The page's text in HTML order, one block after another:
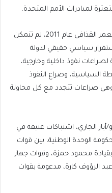
لمبادرات الأمم المتحدة.
فمنذ سقوط نظام الرئيس السابق معمر القذافي عام 2011، لم تتمكن
سياسي حقيقي لدولة
نفوذ داخلية وخارجية،
السياسية، وصراع النفوذ
وهي صراعات تتجدد مع كل محاولة
الجاري، اشتباكات عنيفة في
الوحدة الوطنية، بين قوات
بقيادة محمود حمزة، وقوات جهاز
الرؤوف كارة، مدعومة بقوات